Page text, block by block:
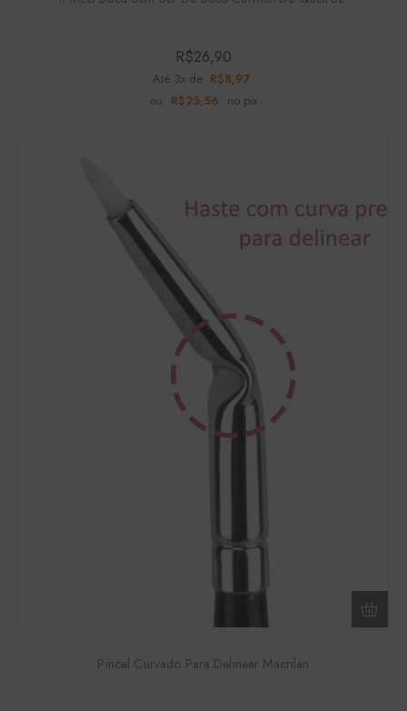
R$26,90
Até 3x de R$8,97
ou R$25,56 no pix
Pincel Curvado Para Delinear Macrilan